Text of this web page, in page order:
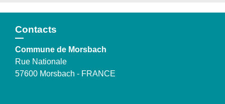
Contacts
Commune de Morsbach
Rue Nationale
57600 Morsbach - FRANCE